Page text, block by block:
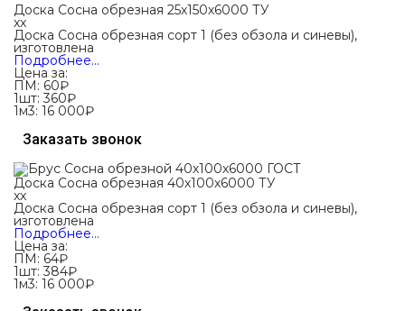
Доска Сосна обрезная 25х150х6000 ТУ
xx
Доска Сосна обрезная сорт 1 (без обзола и синевы),
изготовлена
Подробнее…
Цена за:
ПМ: 60₽
1шт:360₽
1м3: 16 000₽
Заказать звонок
Доска Сосна обрезная 40х100х6000 ТУ
xx
Доска Сосна обрезная сорт 1 (без обзола и синевы),
изготовлена
Подробнее…
Цена за:
ПМ: 64₽
1шт:384₽
1м3: 16 000₽